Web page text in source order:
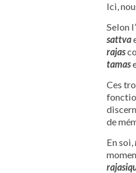
Ici,
Selon l’
sattva
rajas
tamas
Ces
de
En soi,